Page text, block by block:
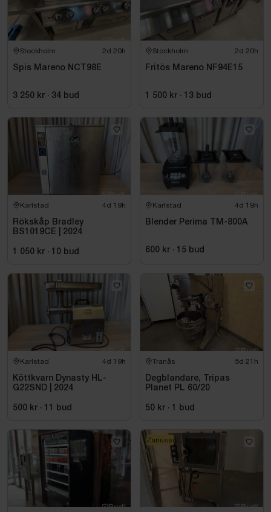
Stockholm 2d 20h
Spis Mareno NCT98E
3 250 kr · 34 bud
Stockholm 2d 20h
Fritös Mareno NF94E15
1 500 kr · 13 bud
Karlstad 4d 19h
Rökskåp Bradley
BS1019CE | 2024
1 050 kr · 10 bud
Karlstad 4d 19h
Blender Perima TM-800A
600 kr · 15 bud
Karlstad 4d 19h
Köttkvarn Dynasty HL-
G22SND | 2024
500 kr · 11 bud
Tranås 5d 21h
Degblandare, Tripas
Planet PL 60/20
50 kr · 1 bud
Zanussi